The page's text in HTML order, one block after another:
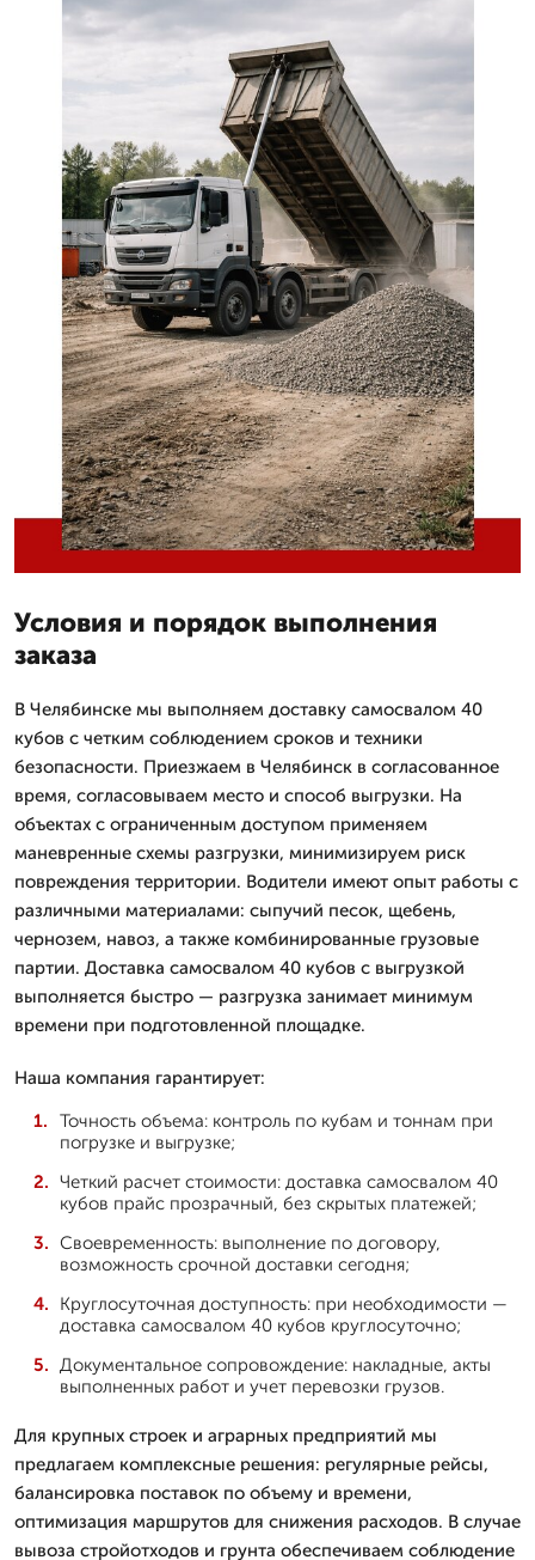
Условия и порядок выполнения
заказа
В Челябинске мы выполняем доставку самосвалом 40
кубов с четким соблюдением сроков и техники
безопасности. Приезжаем в Челябинск в согласованное
время, согласовываем место и способ выгрузки. На
объектах с ограниченным доступом применяем
маневренные схемы разгрузки, минимизируем риск
повреждения территории. Водители имеют опыт работы с
различными материалами: сыпучий песок, щебень,
чернозем, навоз, а также комбинированные грузовые
партии. Доставка самосвалом 40 кубов с выгрузкой
выполняется быстро — разгрузка занимает минимум
времени при подготовленной площадке.
Наша компания гарантирует:
Точность объема: контроль по кубам и тоннам при
погрузке и выгрузке;
Четкий расчет стоимости: доставка самосвалом 40
кубов прайс прозрачный, без скрытых платежей;
Своевременность: выполнение по договору,
возможность срочной доставки сегодня;
Круглосуточная доступность: при необходимости —
доставка самосвалом 40 кубов круглосуточно;
Документальное сопровождение: накладные, акты
выполненных работ и учет перевозки грузов.
Для крупных строек и аграрных предприятий мы
предлагаем комплексные решения: регулярные рейсы,
балансировка поставок по объему и времени,
оптимизация маршрутов для снижения расходов. В случае
вывоза стройотходов и грунта обеспечиваем соблюдение